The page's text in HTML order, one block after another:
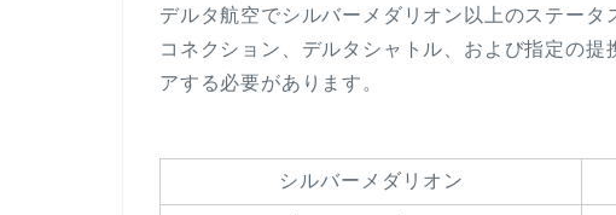
デルタ航空でシルバーメダリオン以上のステータ
コネクション、デルタシャトル、および指定の
アする必要があります。
シルバーメダリオン